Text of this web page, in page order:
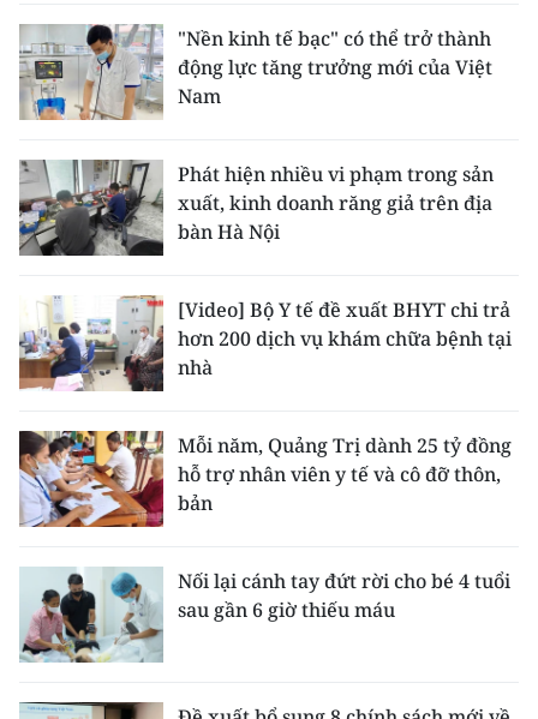
"Nền kinh tế bạc" có thể trở thành
động lực tăng trưởng mới của Việt
Nam
Phát hiện nhiều vi phạm trong sản
xuất, kinh doanh răng giả trên địa
bàn Hà Nội
[Video] Bộ Y tế đề xuất BHYT chi trả
hơn 200 dịch vụ khám chữa bệnh tại
nhà
Mỗi năm, Quảng Trị dành 25 tỷ đồng
hỗ trợ nhân viên y tế và cô đỡ thôn,
bản
Nối lại cánh tay đứt rời cho bé 4 tuổi
sau gần 6 giờ thiếu máu